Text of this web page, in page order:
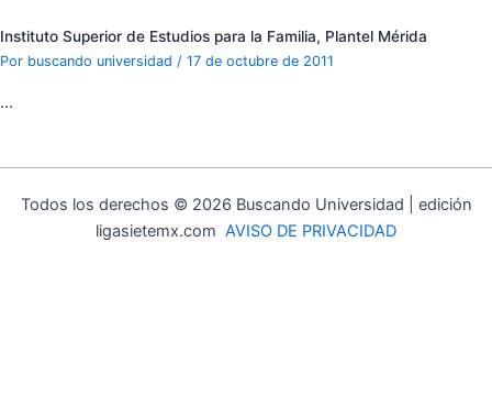
Instituto Superior de Estudios para la Familia, Plantel Mérida
Por buscando universidad / 17 de octubre de 2011
…
Todos los derechos © 2026 Buscando Universidad | edición
ligasietemx.com AVISO DE PRIVACIDAD